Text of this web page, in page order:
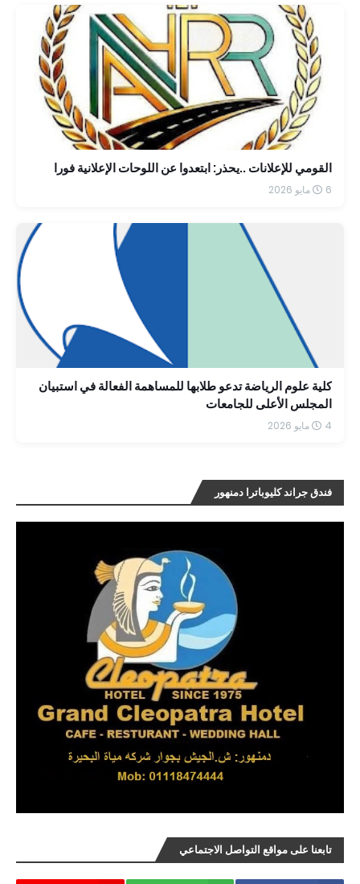
القومي للإعلانات ..يحذر: ابتعدوا عن اللوحات الإعلانية فورا
6 مايو 2026
كلية علوم الرياضة تدعو طلابها للمساهمة الفعالة في استبيان
المجلس الأعلى للجامعات
4 مايو 2026
فندق جراند كليوباترا دمنهور
تابعنا على مواقع التواصل الاجتماعي